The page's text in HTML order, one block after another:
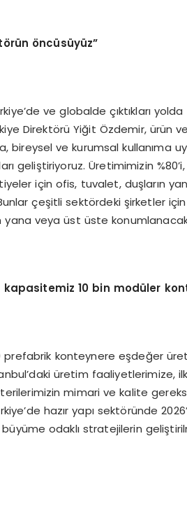
öncüsüyüz”
ve globalde çıktıkları
Direktörü Yiğit Özdemir, ürün
bireysel ve kurumsal kullanıma
geliştiriyoruz. Üretimimizin
için ofis, tuvalet, duşların
çeşitli sektördeki şirketler
yana veya üst üste
kapasitemiz 10 bin modüler
prefabrik konteynere eşdeğer
üretim
mimari ve kalite
hazır yapı sektöründe
odaklı stratejilerin